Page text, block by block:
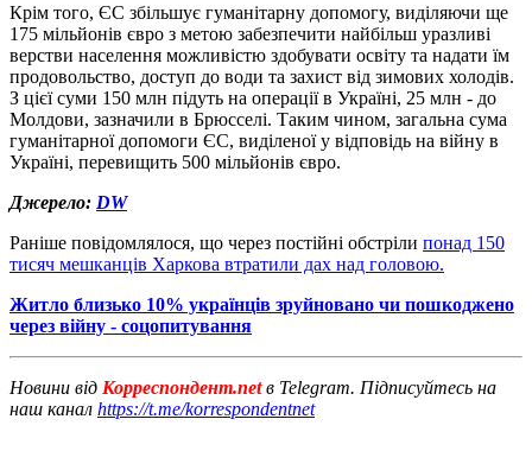
Крім того, ЄС збільшує гуманітарну допомогу, виділяючи ще
175 мільйонів євро з метою забезпечити найбільш уразливі
верстви населення можливістю здобувати освіту та надати їм
продовольство, доступ до води та захист від зимових холодів.
З цієї суми 150 млн підуть на операції в Україні, 25 млн - до
Молдови, зазначили в Брюсселі. Таким чином, загальна сума
гуманітарної допомоги ЄС, виділеної у відповідь на війну в
Україні, перевищить 500 мільйонів євро.
Джерело: DW
Раніше повідомлялося, що через постійні обстріли понад 150
тисяч мешканців Харкова втратили дах над головою.
Житло близько 10% українців зруйновано чи пошкоджено
через війну - соцопитування
Новини від Корреспондент.netв Telegram. Підписуйтесь на
наш канал https://t.me/korrespondentnet